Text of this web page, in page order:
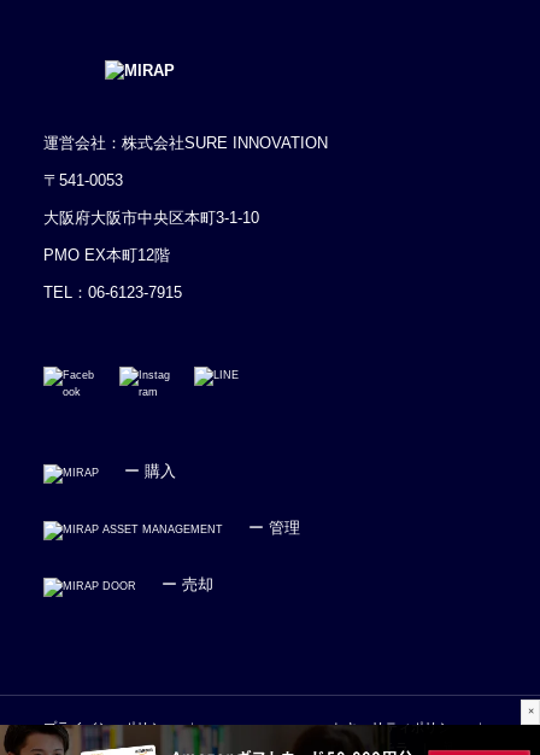
運営会社：株式会社SURE INNOVATION
〒541-0053
大阪府大阪市中央区本町3-1-10
PMO EX本町12階
TEL： 06-6123-7915
ー 購入
ー 管理
ー 売却
プライバシーポリシー
セキュリティポリシー
広告掲載のお問い合わせはコチラ
被リンク依頼はコチラ 運営会社
×